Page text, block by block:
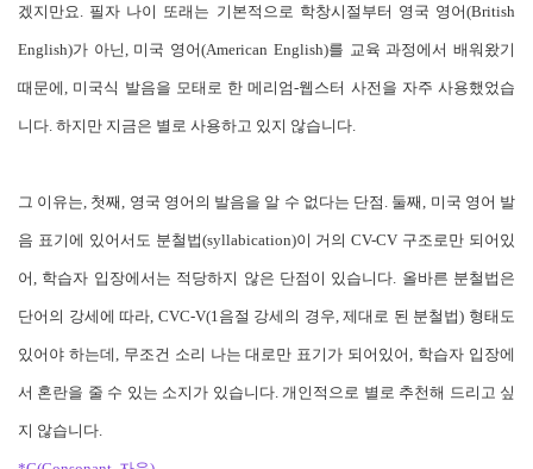
겠지만요. 필자 나이 또래는 기본적으로 학창시절부터 영국 영어(British
English)가 아닌, 미국 영어(American English)를 교육 과정에서 배워왔기
때문에, 미국식 발음을 모태로 한 메리엄-웹스터 사전을 자주 사용했었습
니다. 하지만 지금은 별로 사용하고 있지 않습니다.
그 이유는, 첫째, 영국 영어의 발음을 알 수 없다는 단점. 둘째, 미국 영어 발
음 표기에 있어서도 분철법(syllabication)이 거의 CV-CV 구조로만 되어있
어, 학습자 입장에서는 적당하지 않은 단점이 있습니다. 올바른 분철법은
단어의 강세에 따라, CVC-V(1음절 강세의 경우, 제대로 된 분철법) 형태도
있어야 하는데, 무조건 소리 나는 대로만 표기가 되어있어, 학습자 입장에
서 혼란을 줄 수 있는 소지가 있습니다. 개인적으로 별로 추천해 드리고 싶
지 않습니다.